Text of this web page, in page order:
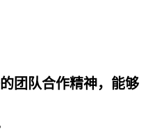
团队合作精神，能够